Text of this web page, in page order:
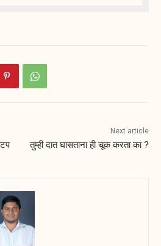
Next article
तुम्ही दात घासताना ही चूक करता का ?